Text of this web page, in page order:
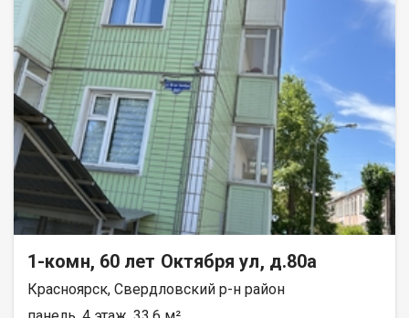
1-комн, 60 лет Октября ул, д.80а
Красноярск, Свердловский р-н район